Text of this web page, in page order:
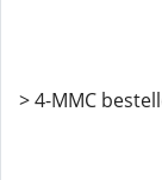
> 4-MMC